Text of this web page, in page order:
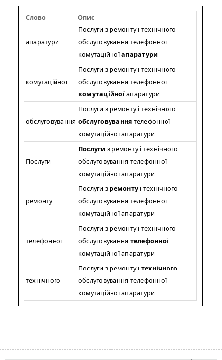
Слово Опис
апаратури
Послуги з ремонту і технічного
обслуговування телефонної
комутаційноїапаратури
комутаційної
Послуги з ремонту і технічного
обслуговування телефонної
комутаційноїапаратури
обслуговування
Послуги з ремонту і технічного
обслуговування телефонної
комутаційної апаратури
Послуги
Послуги з ремонту і технічного
обслуговування телефонної
комутаційної апаратури
ремонту
Послуги з ремонту і технічного
обслуговування телефонної
комутаційної апаратури
телефонної
Послуги з ремонту і технічного
обслуговування телефонної
комутаційної апаратури
технічного
Послуги з ремонту і технічного
обслуговування телефонної
комутаційної апаратури